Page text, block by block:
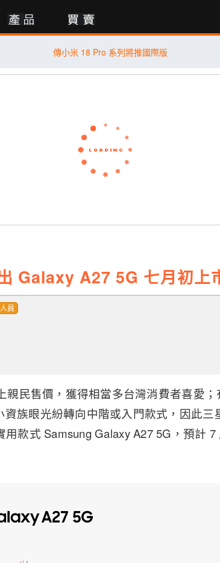
傳小米 18 Pro 系列將推國際版
Galaxy A27 5G 七月初上
員
親民售價，獲得相當多台灣消費者喜愛；
族眼光紛轉向中階或入門款式，因此三
用款式 Samsung Galaxy A27 5G，預計